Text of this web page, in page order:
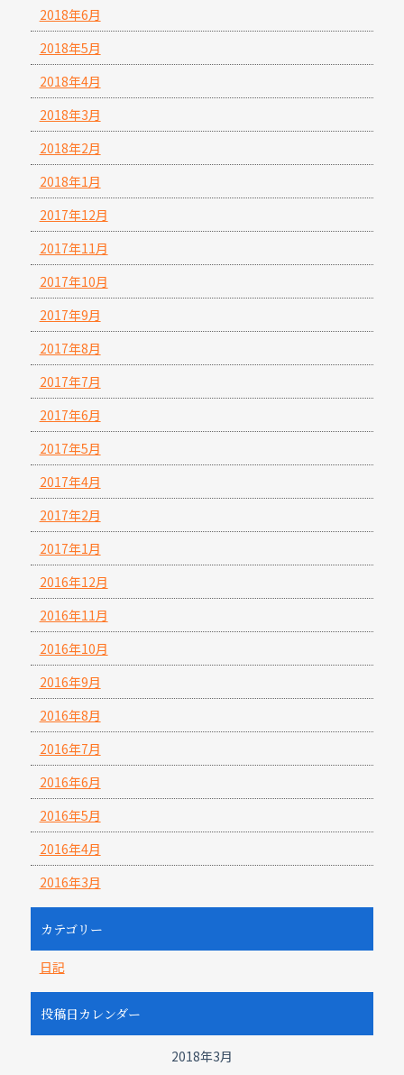
2018年6月
2018年5月
2018年4月
2018年3月
2018年2月
2018年1月
2017年12月
2017年11月
2017年10月
2017年9月
2017年8月
2017年7月
2017年6月
2017年5月
2017年4月
2017年2月
2017年1月
2016年12月
2016年11月
2016年10月
2016年9月
2016年8月
2016年7月
2016年6月
2016年5月
2016年4月
2016年3月
カテゴリー
日記
投稿日カレンダー
2018年3月